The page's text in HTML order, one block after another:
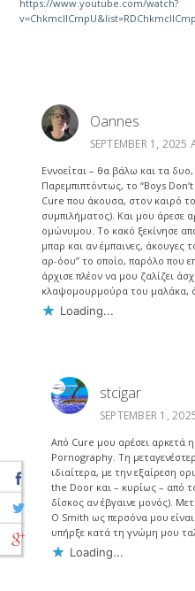
https://www.youtube.com/watch?
Oannes
SEPTEMBER 1, 2025
Εννοείται – θα βάλω και τα
Παρεμπιπτόντως, το “Boys
Cure που άκουσα, στον καιρό
συμπιλήματος). Και μου άρεσε
ομώνυμου. Το κακό ξεκίνησε
μπαρ και αν έμπαινες, άκουγες
αρ-όου” το οποίο, παρόλο που
άρχισε πλέον να μου ζαλίζει
κλαψομουρμούρα του μαλάκα,
Loading...
stcigar
SEPTEMBER 1,
Από Cure μου αρέσει αρκετά
Pornography. Τη
ιδιαίτερα, με την εξαίρεση
the Door και – κυρίως – από
δίσκος αν έβγαινε μονός).
Ο Smith ως περσόνα μου
υπήρξε κατά τη γνώμη μου
Loading...